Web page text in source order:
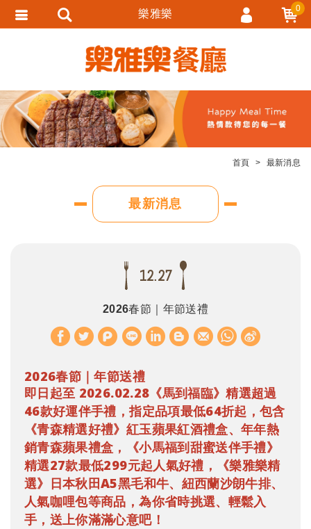
首頁 最新消息
最新消息
12.27
2026春節｜年節送禮
W
t
s
A
p
p
a
W
e
i
b
o
2026春節｜年節送禮
即日起至 2026.02.28《馬到福臨》精選超過
46款好運伴手禮，指定品項最低64折起，包含
《青森精選好禮》紅玉蘋果紅酒禮盒、年年熱
銷青森蘋果禮盒，《小馬福到甜蜜送伴手禮》
精選27款最低299元起人氣好禮，《樂雅樂精
選》日本秋田A5黑毛和牛、紐西蘭沙朗牛排、
人氣咖哩包等商品，為你省時挑選、輕鬆入
手，送上你滿滿心意吧！
樂雅樂 0
會員註冊
忘記密碼
訂單查詢
追蹤清單